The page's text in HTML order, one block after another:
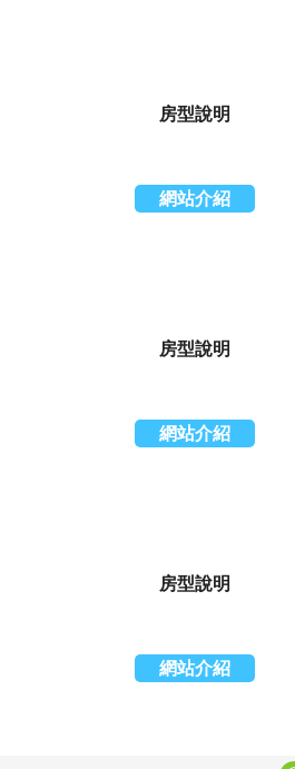
房型說明
網站介紹
房型說明
網站介紹
房型說明
網站介紹